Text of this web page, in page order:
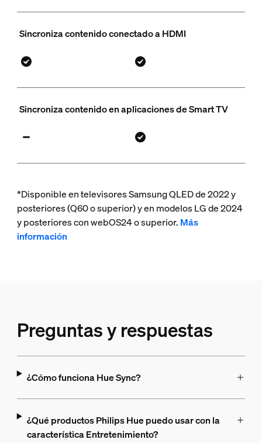
Sincroniza contenido conectado a HDMI
Sincroniza contenido en aplicaciones de Smart TV
*Disponible en televisores Samsung QLED de 2022 y
posteriores (Q60 o superior) y en modelos LG de 2024
y posteriores con webOS24 o superior. Más
información
Preguntas y respuestas
¿Cómo funciona Hue Sync?
¿Qué productos Philips Hue puedo usar con la
característica Entretenimiento?